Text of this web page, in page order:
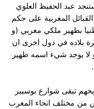
سنة 1912 بعدما استنجد عبد الحفيظ العلوي
المغربية على حكم
بظهير ملكي مغربي (و
بلاده في دول اخرى ان
لا يوجد شيء اسمه ظهير
تبقى شوارع بوسبير
من مختلف انحاء المغرب